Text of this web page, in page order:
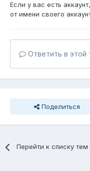
Если у вас есть аккаунт,
от имени своего
Ответить в этой
Поделиться
Перейти к списку тем